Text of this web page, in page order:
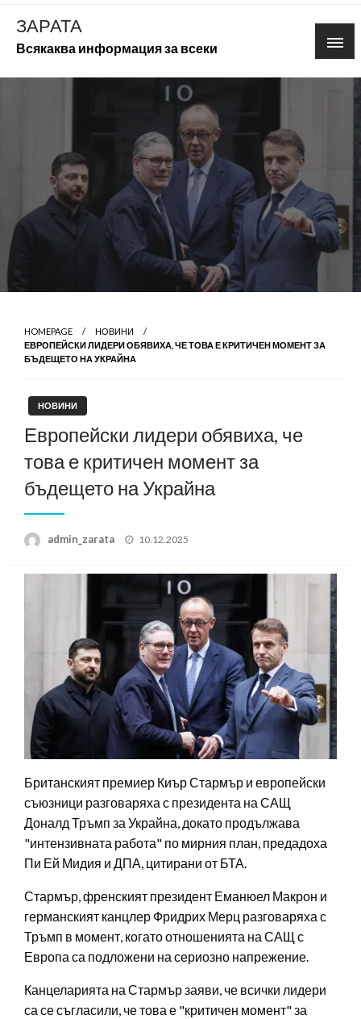
Skip
content
ЗАРАТА
Всякаква информация за всеки
HOMEPAGE
НОВИНИ
ЕВРОПЕЙСКИ ЛИДЕРИ ОБЯВИХА, ЧЕ ТОВА Е КРИТИЧЕН МОМЕНТ ЗА
БЪДЕЩЕТО НА УКРАЙНА
НОВИНИ
Европейски лидери обявиха, че
това е критичен момент за
бъдещето на Украйна
admin_zarata
Posted
10.12.2025
Британският премиер Киър Стармър и европейски
съюзници разговаряха с президента на САЩ
Доналд Тръмп за Украйна, докато продължава
"интензивната работа" по мирния план, предадоха
Пи Ей Мидия и ДПА, цитирани от БТА.
Стармър, френският президент Еманюел Макрон и
германският канцлер Фридрих Мерц разговаряха с
Тръмп в момент, когато отношенията на САЩ с
Европа са подложени на сериозно напрежение.
Канцеларията на Стармър заяви, че всички лидери
са се съгласили, че това е "критичен момент" за